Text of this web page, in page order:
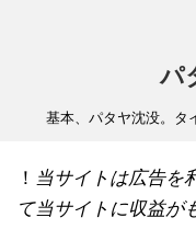
パ
基本、パタヤ沈没。タ
！ 当サイトは広告を
て当サイトに収益が